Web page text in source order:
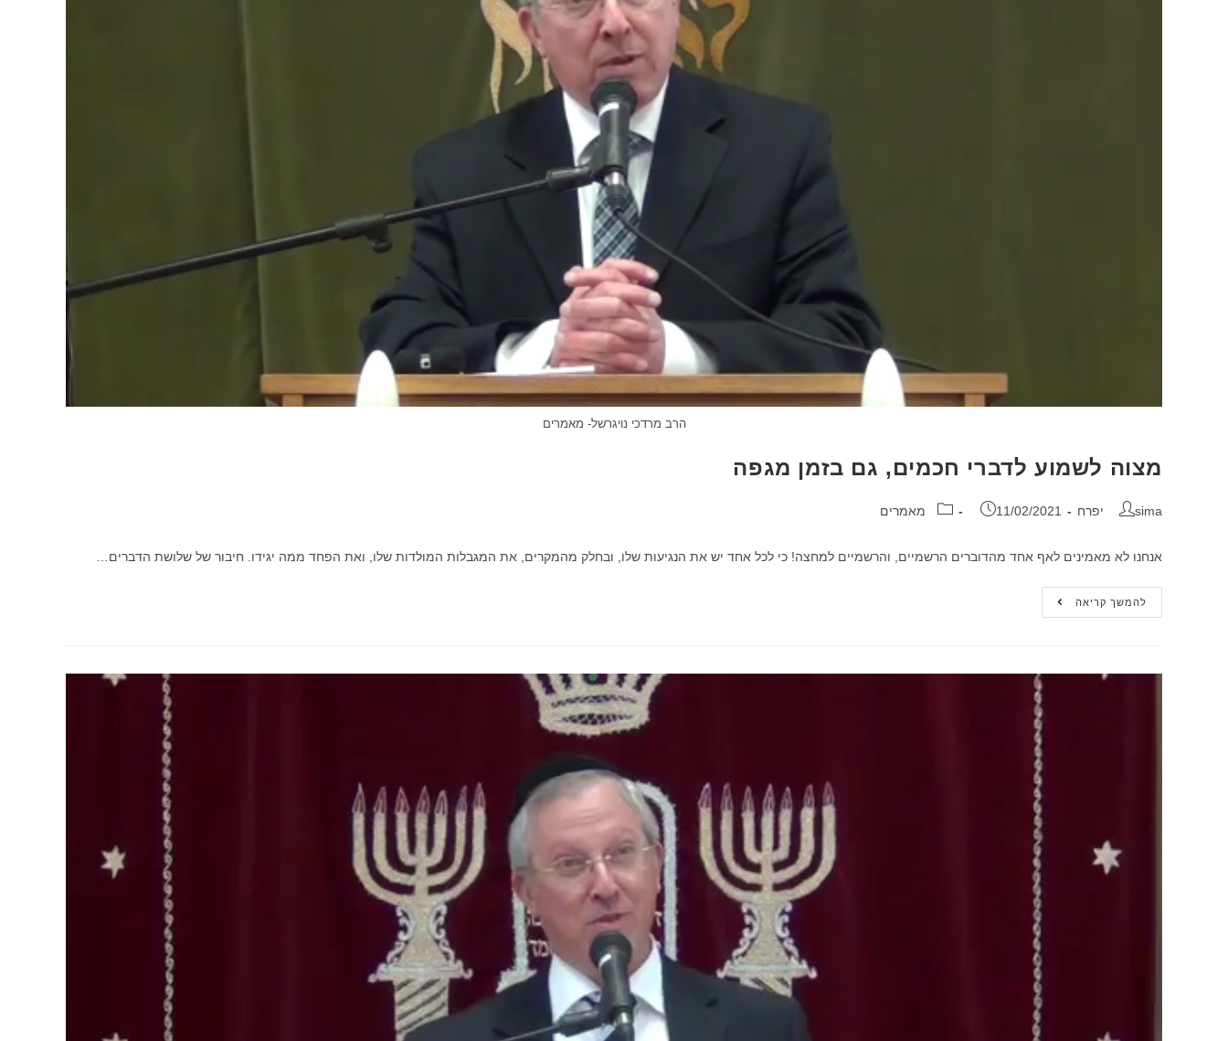
הרב מרדכי נויגרשל- מאמרים
מצוה לשמוע לדברי חכמים, גם בזמן מגפה
sima יפרח 11/02/2021 מאמרים
אנחנו לא מאמינים לאף אחד מהדוברים הרשמיים, והרשמיים למחצה! כי לכל אחד יש את הנגיעות שלו, ובחלק מהמקרים, את המגבלות המולדות שלו, ואת הפחד ממה יגידו. חיבור של שלושת הדברים…
להמשך קריאה